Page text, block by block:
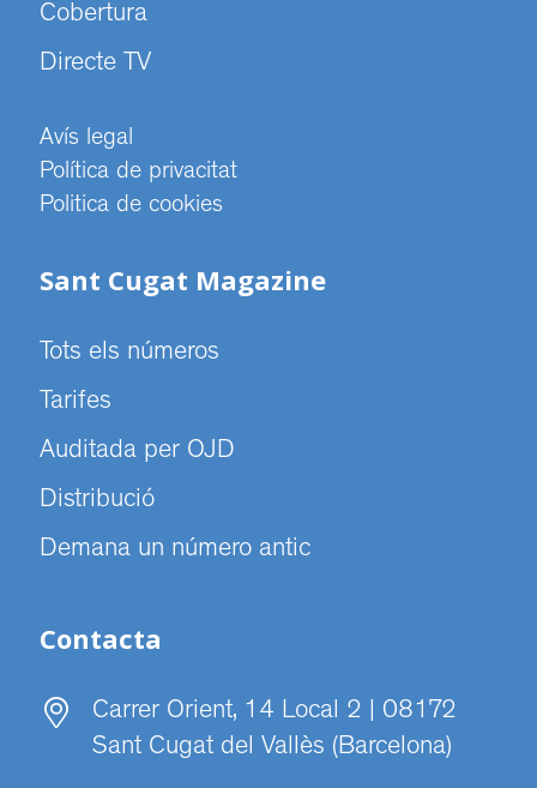
Cobertura
Directe TV
Avís legal
Política de privacitat
Politica de cookies
Sant Cugat Magazine
Tots els números
Tarifes
Auditada per OJD
Distribució
Demana un número antic
Contacta
Carrer Orient, 14 Local 2 | 08172
Sant Cugat del Vallès (Barcelona)